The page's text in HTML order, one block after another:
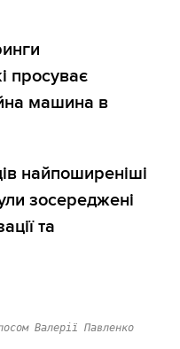
просуває
машина в
найпоширеніші
зосереджені
та
Валерії Павленко